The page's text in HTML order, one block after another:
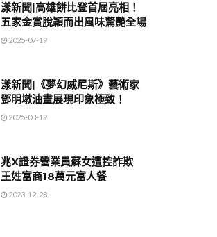
漾新聞|高雄餅比登首屆亮相！
五家金賞脫穎而出風味驚艷全場
2025-07-19
漾新聞|《夢幻威尼斯》藝術家
鄧明墩油畫展現印象極致！
2025-03-19
兆X證券營業員蘇女遭控詐欺
王姓富商18萬元富人餐
2023-12-28